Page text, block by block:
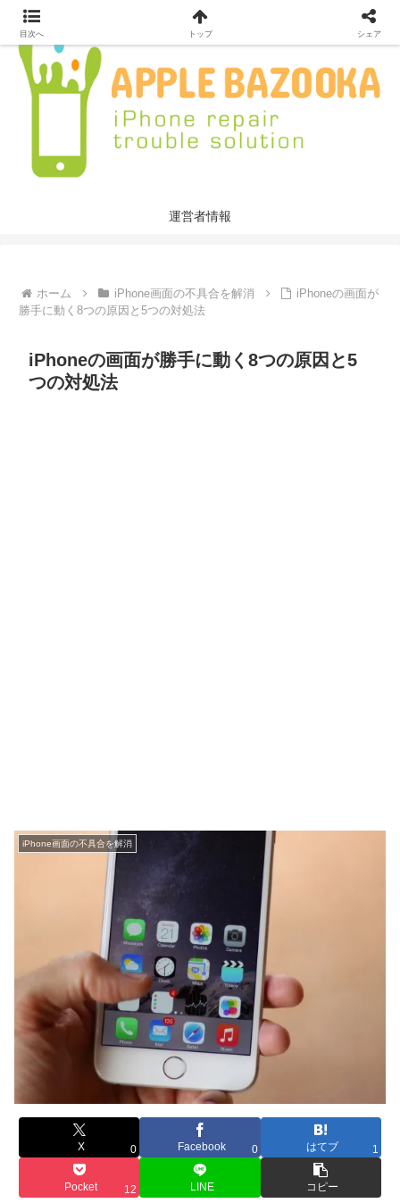
運営者情報
ホーム iPhone画面の不具合を解消
iPhoneの画面が
勝手に動く8つの原因と5つの対処法
iPhoneの画面が勝手に動く8つの原因と5
つの対処法
iPhone画面の不具合を解消
X 0 Facebook 0 はてブ 1
Pocket 12 LINE コピー
目次へ トップ シェア